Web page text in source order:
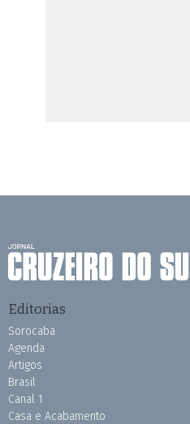
Editorias
Sorocaba
Agenda
Artigos
Brasil
Canal 1
Casa e Acabamento